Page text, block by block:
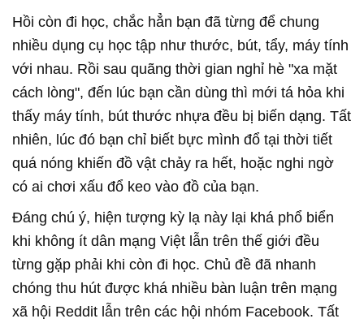
Hồi còn đi học, chắc hẳn bạn đã từng để chung
nhiều dụng cụ học tập như thước, bút, tẩy, máy tính
với nhau. Rồi sau quãng thời gian nghỉ hè "xa mặt
cách lòng", đến lúc bạn cần dùng thì mới tá hỏa khi
thấy máy tính, bút thước nhựa đều bị biến dạng. Tất
nhiên, lúc đó bạn chỉ biết bực mình đổ tại thời tiết
quá nóng khiến đồ vật chảy ra hết, hoặc nghi ngờ
có ai chơi xấu đổ keo vào đồ của bạn.
Đáng chú ý, hiện tượng kỳ lạ này lại khá phổ biển
khi không ít dân mạng Việt lẫn trên thế giới đều
từng gặp phải khi còn đi học. Chủ đề đã nhanh
chóng thu hút được khá nhiều bàn luận trên mạng
xã hội Reddit lẫn trên các hội nhóm Facebook. Tất